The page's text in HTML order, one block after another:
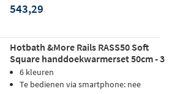
543,29
Hotbath &More Rails RASS50 Soft
Square handdoekwarmerset 50cm - 3
stangen - geborsteld nikkel
6 kleuren
Te bedienen via smartphone: nee